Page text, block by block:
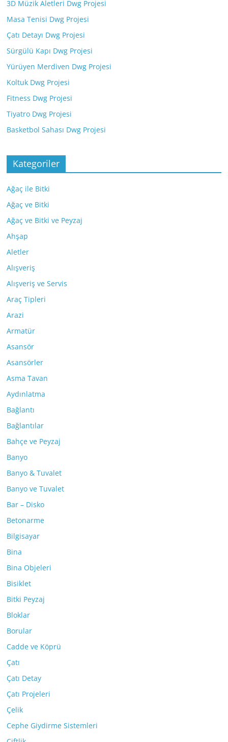
3D Müzik Aletleri Dwg Projesi
Masa Tenisi Dwg Projesi
Çatı Detayı Dwg Projesi
Sürgülü Kapı Dwg Projesi
Yürüyen Merdiven Dwg Projesi
Koltuk Dwg Projesi
Fitness Dwg Projesi
Tiyatro Dwg Projesi
Basketbol Sahası Dwg Projesi
Kategoriler
Ağaç ile Bitki
Ağaç ve Bitki
Ağaç ve Bitki ve Peyzaj
Ahşap
Aletler
Alışveriş
Alışveriş ve Servis
Araç Tipleri
Arazi
Armatür
Asansör
Asansörler
Asma Tavan
Aydınlatma
Bağlantı
Bağlantılar
Bahçe ve Peyzaj
Banyo
Banyo & Tuvalet
Banyo ve Tuvalet
Bar – Disko
Betonarme
Bilgisayar
Bina
Bina Objeleri
Bisiklet
Bitki Peyzaj
Bloklar
Borular
Cadde ve Köprü
Çatı
Çatı Detay
Çatı Projeleri
Çelik
Cephe Giydirme Sistemleri